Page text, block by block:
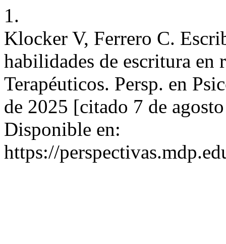
1.
Klocker V, Ferrero C.
habilidades de escritura en
Terapéuticos. Persp. en
de 2025 [citado 7 de
Disponible en:
https://